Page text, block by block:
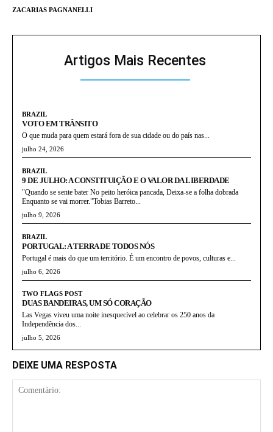
ZACARIAS PAGNANELLI
Artigos Mais Recentes
BRAZIL
VOTO EM TRÂNSITO
O que muda para quem estará fora de sua cidade ou do país nas...
julho 24, 2026
BRAZIL
9 DE JULHO: A CONSTITUIÇÃO E O VALOR DA LIBERDADE
"Quando se sente bater No peito heróica pancada, Deixa-se a folha dobrada
Enquanto se vai morrer."Tobias Barreto...
julho 9, 2026
BRAZIL
PORTUGAL: A TERRA DE TODOS NÓS
Portugal é mais do que um território. É um encontro de povos, culturas e...
julho 6, 2026
TWO FLAGS POST
DUAS BANDEIRAS, UM SÓ CORAÇÃO
Las Vegas viveu uma noite inesquecível ao celebrar os 250 anos da
Independência dos...
julho 5, 2026
DEIXE UMA RESPOSTA